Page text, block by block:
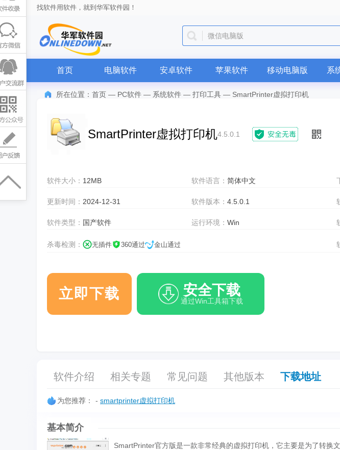
找软件用软件，就到华军软件园！
QQ
首页 电脑软件 安卓软件 苹果软件 移动电脑版 系
所在位置： 首页 — PC软件 — 系统软件 — 打印工具 — SmartPrinter虚拟打印机
SmartPrinter虚拟打印机4.5.0.1
软件大小： 12MB 软件语言：简体中文
更新时间： 2024-12-31 软件版本：4.5.0.1
软件类型： 国产软件 运行环境：Win
杀毒检测： 无插件 360通过 金山通过
立即下载 安全下载
通过Win工具箱下载
软件介绍 相关专题 常见问题 其他版本 下载地址
为您推荐： - smartprinter虚拟打印机
基本简介
SmartPrinter官方版是一款非常经典的虚拟打印机，它主要是为了转换